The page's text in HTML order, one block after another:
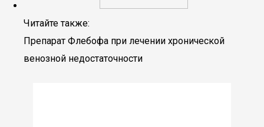
Читайте также:
Препарат Флебофа при лечении хронической
венозной недостаточности